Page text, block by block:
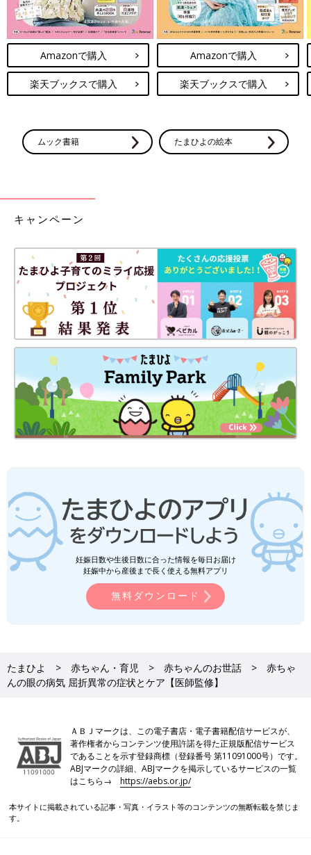
Amazonで購入
楽天ブックスで購入
Amazonで購入
楽天ブックスで購入
ムック書籍 たまひよの絵本
キャンペーン
妊娠日数や生後日数に合った情報を毎日お届け
妊娠中から産後まで長く使える無料アプリ
無料ダウンロード
たまひよ 赤ちゃん・育児 赤ちゃんのお世話
赤ちゃ
んの眼の病気 屈折異常の症状とケア【医師監修】
ＡＢＪマークは、この電子書店・電子書籍配信サービスが、
著作権者からコンテンツ使用許諾を得た正規版配信サービス
であることを示す登録商標（登録番号 第11091000号）です。
ABJマークの詳細、ABJマークを掲示しているサービスの一覧
はこちら→https://aebs.or.jp/
本サイトに掲載されている記事・写真・イラスト等のコンテンツの無断転載を禁じま
す。